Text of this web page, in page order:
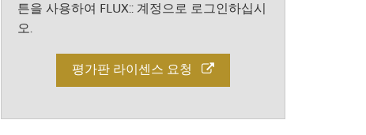
튼을 사용하여 FLUX:: 계정으로 로그인하십시
오.
평가판 라이센스 요청